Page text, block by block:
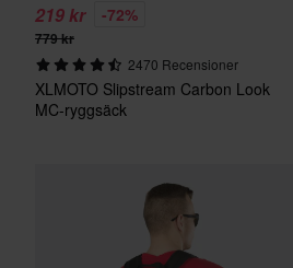
219 kr -72%
779 kr
2470 Recensioner
XLMOTO Slipstream Carbon Look
MC-ryggsäck